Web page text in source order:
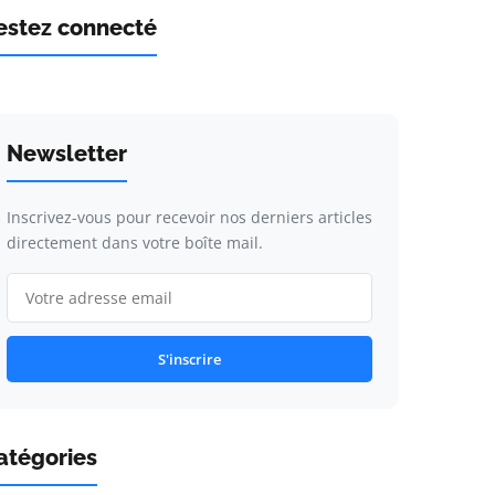
connecté
Newsletter
Inscrivez-vous pour recevoir nos derniers articles
directement dans votre boîte mail.
S'inscrire